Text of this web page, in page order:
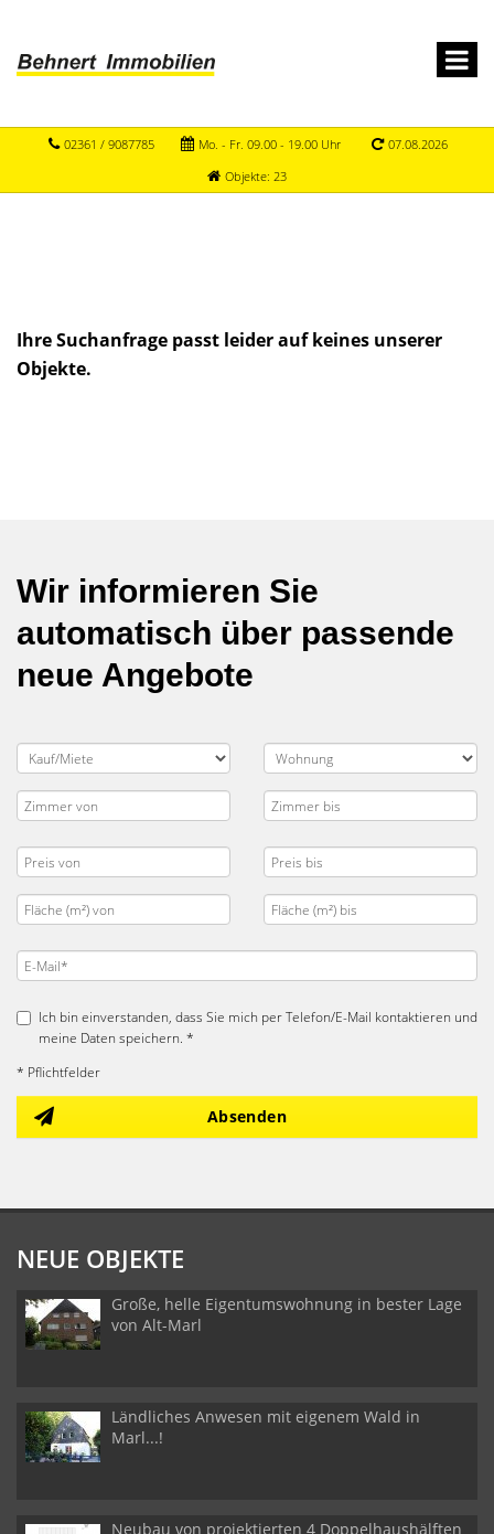
02361 / 9087785 Mo. - Fr. 09.00 - 19.00 Uhr
07.08.2026
Objekte: 23
Ihre Suchanfrage passt leider auf keines unserer
Objekte.
Wir informieren Sie
automatisch über passende
neue Angebote
Ich bin einverstanden, dass Sie mich per Telefon/E-Mail kontaktieren und
meine Daten speichern. *
* Pflichtfelder
Absenden
NEUE OBJEKTE
Große, helle Eigentumswohnung in bester Lage
von Alt-Marl
Ländliches Anwesen mit eigenem Wald in
Marl...!
Neubau von projektierten 4 Doppelhaushälften